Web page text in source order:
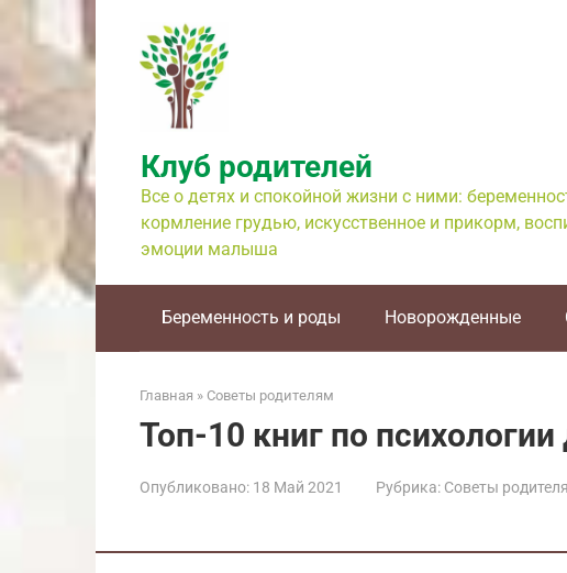
контенту
Клуб родителей
Все о детях и спокойной жизни с ними:
кормление грудью, искусственное и прикорм,
эмоции малыша
Беременность и роды Новорожденные
Главная » Советы родителям
Топ-10 книг по
Опубликовано: 18 Май 2021 Рубрика: Советы